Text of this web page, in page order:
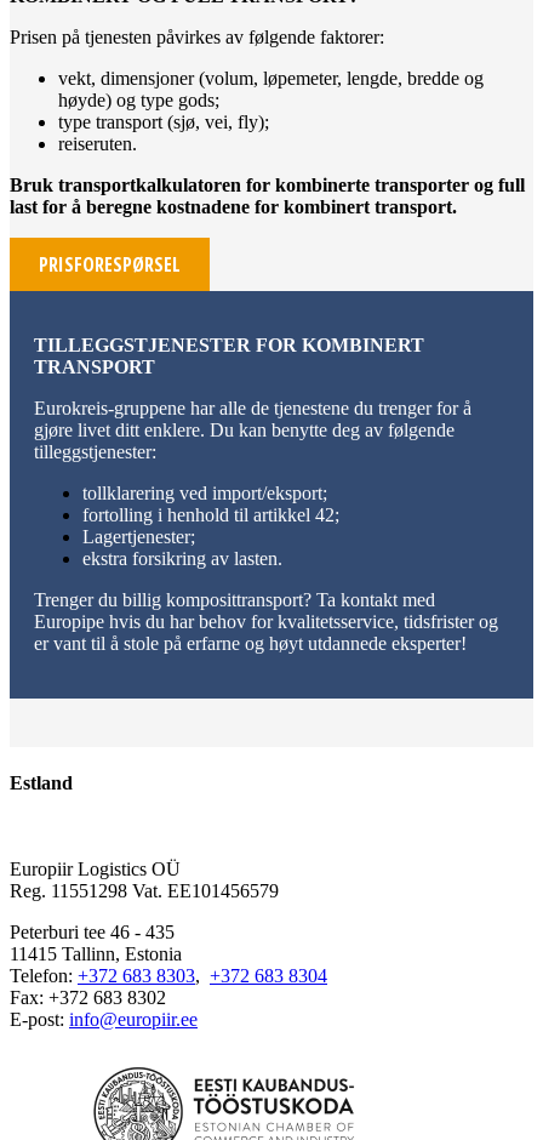
Prisen på tjenesten påvirkes av følgende faktorer:
vekt, dimensjoner (volum, løpemeter, lengde, bredde og
høyde) og type gods;
type transport (sjø, vei, fly);
reiseruten.
Bruk transportkalkulatoren for kombinerte transporter og full
last for å beregne kostnadene for kombinert transport.
PRISFORESPØRSEL
TILLEGGSTJENESTER FOR KOMBINERT
TRANSPORT
Eurokreis-gruppene har alle de tjenestene du trenger for å
gjøre livet ditt enklere. Du kan benytte deg av følgende
tilleggstjenester:
tollklarering ved import/eksport;
fortolling i henhold til artikkel 42;
Lagertjenester;
ekstra forsikring av lasten.
Trenger du billig komposittransport? Ta kontakt med
Europipe hvis du har behov for kvalitetsservice, tidsfrister og
er vant til å stole på erfarne og høyt utdannede eksperter!
Estland
Europiir Logistics OÜ
Reg. 11551298 Vat. EE101456579
Peterburi tee 46 - 435
11415 Tallinn, Estonia
Telefon: +372 683 8303, +372 683 8304
Fax: +372 683 8302
E-post: info@europiir.ee